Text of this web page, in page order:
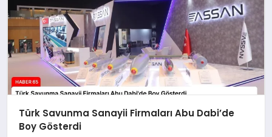
Türk Savunma Sanayii Firmaları Abu Dabi’de
Boy Gösterdi